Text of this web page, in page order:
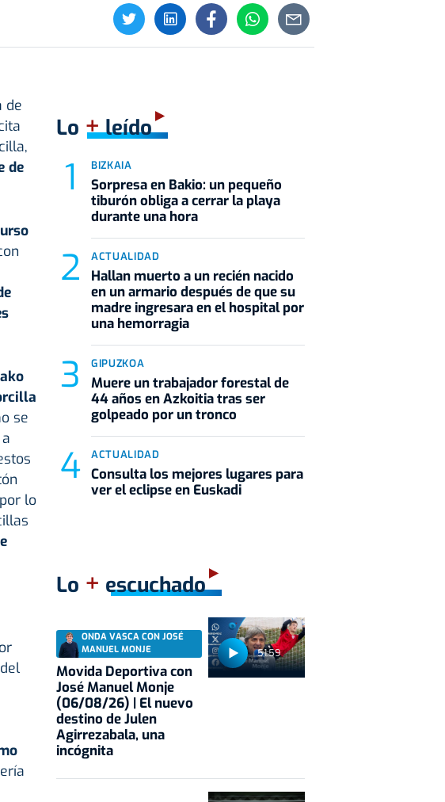
de
de
se
lo
Lo +leído
BIZKAIA
Sorpresa en Bakio: un pequeño
tiburón obliga a cerrar la playa
durante una hora
ACTUALIDAD
Hallan muerto a un recién nacido
en un armario después de que su
madre ingresara en el hospital por
una hemorragia
GIPUZKOA
Muere un trabajador forestal de
44 años en Azkoitia tras ser
golpeado por un tronco
ACTUALIDAD
Consulta los mejores lugares para
ver el eclipse en Euskadi
Lo + escuchado
51:59
ONDA VASCA CON JOSÉ
MANUEL MONJE
Movida Deportiva con
José Manuel Monje
(06/08/26) | El nuevo
destino de Julen
Agirrezabala, una
incógnita